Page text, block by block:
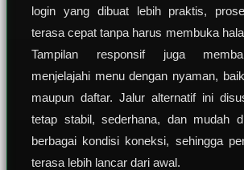
login yang dibuat lebih praktis,
terasa cepat tanpa harus membuka
Tampilan responsif juga
menjelajahi menu dengan nyaman,
maupun daftar. Jalur alternatif ini
tetap stabil, sederhana, dan mudah
berbagai kondisi koneksi, sehingga
terasa lebih lancar dari awal.